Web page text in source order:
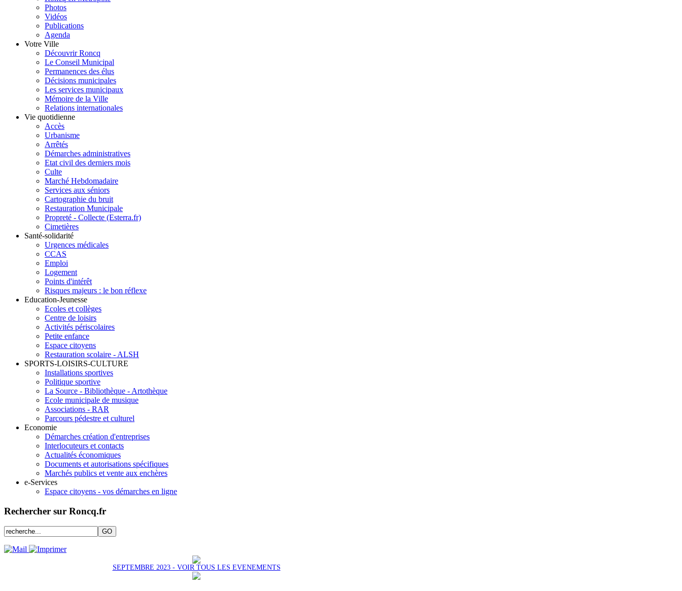
Photos
Vidéos
Publications
Agenda
Votre Ville
Découvrir Roncq
Le Conseil Municipal
Permanences des élus
Décisions municipales
Les services municipaux
Mémoire de la Ville
Relations internationales
Vie quotidienne
Accès
Urbanisme
Arrêtés
Démarches administratives
Etat civil des derniers mois
Culte
Marché Hebdomadaire
Services aux séniors
Cartographie du bruit
Restauration Municipale
Propreté - Collecte (Esterra.fr)
Cimetières
Santé-solidarité
Urgences médicales
CCAS
Emploi
Logement
Points d'intérêt
Risques majeurs : le bon réflexe
Education-Jeunesse
Ecoles et collèges
Centre de loisirs
Activités périscolaires
Petite enfance
Espace citoyens
Restauration scolaire - ALSH
SPORTS-LOISIRS-CULTURE
Installations sportives
Politique sportive
La Source - Bibliothèque - Artothèque
Ecole municipale de musique
Associations - RAR
Parcours pédestre et culturel
Economie
Démarches création d'entreprises
Interlocuteurs et contacts
Actualités économiques
Documents et autorisations spécifiques
Marchés publics et vente aux enchères
e-Services
Espace citoyens - vos démarches en ligne
Rechercher sur Roncq.fr
SEPTEMBRE 2023 - VOIR TOUS LES EVENEMENTS